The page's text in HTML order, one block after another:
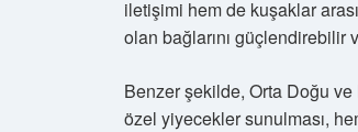
iletişimi hem de kuşaklar
olan bağlarını güçlendirebilir
Benzer şekilde, Orta Doğu ve
özel yiyecekler sunulması,